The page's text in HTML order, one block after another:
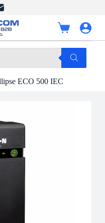
Panier
d’achat
ECO 500 IEC